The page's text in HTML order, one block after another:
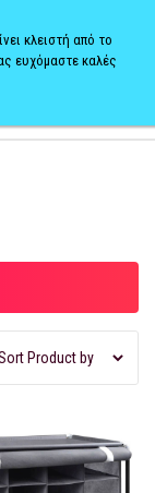
κλειστή από το
ευχόμαστε καλές